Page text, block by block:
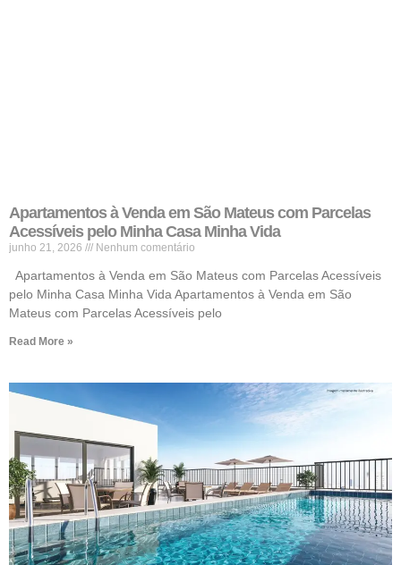
Apartamentos à Venda em São Mateus com Parcelas
Acessíveis pelo Minha Casa Minha Vida
junho 21, 2026 Nenhum comentário
Apartamentos à Venda em São Mateus com Parcelas Acessíveis
pelo Minha Casa Minha Vida Apartamentos à Venda em São
Mateus com Parcelas Acessíveis pelo
Read More »